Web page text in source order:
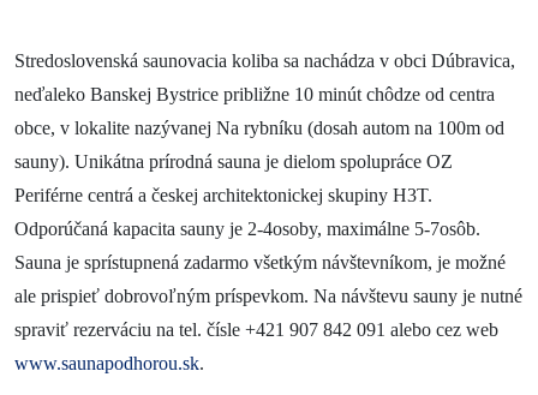
Novinky a podujatia
Novinky
Kalendár podujatí
Blog
OOCR
Členovia
Stredoslovenská saunovacia koliba sa nachádza v obci Dúbravica,
neďaleko Banskej Bystrice približne 10 minút chôdze od centra
obce, v lokalite nazývanej Na rybníku (dosah autom na 100m od
sauny). Unikátna prírodná sauna je dielom spolupráce OZ
Periférne centrá a českej architektonickej skupiny H3T.
Odporúčaná kapacita sauny je 2-4osoby, maximálne 5-7osôb.
Sauna je sprístupnená zadarmo všetkým návštevníkom, je možné
ale prispieť dobrovoľným príspevkom. Na návštevu sauny je nutné
spraviť rezerváciu na tel. čísle +421 907 842 091 alebo cez web
www.saunapodhorou.sk.